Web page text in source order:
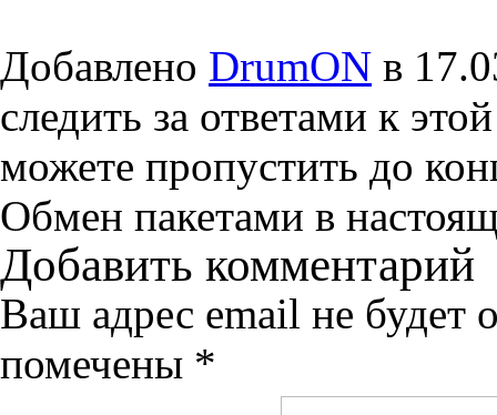
Добавлено DrumON в
следить за ответами к
можете пропустить до
Обмен пакетами в
Добавить комментарий
Ваш адрес email не будет
помечены *